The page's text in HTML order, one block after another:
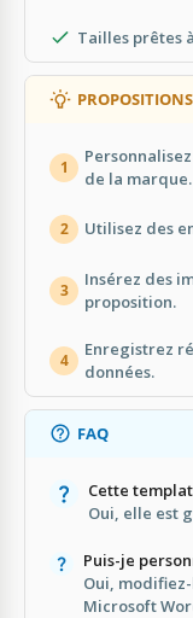
Tailles prêtes
1
de la marque.
2 Utilisez des
3
Insérez des
proposition.
4
Enregistrez
données.
FAQ
Cette
Oui, elle est
Puis-je
Oui,
Microsoft